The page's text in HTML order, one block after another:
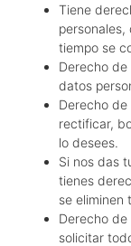
Tiene
tiempo se
Derecho
datos
Derecho
rectificar,
lo desees.
Si nos das
tienes
se eliminen
Derecho
solicitar